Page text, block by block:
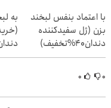
با اعتماد بنفس لبخند
بزن (ژل سفیدکننده
دندان40%تخفیف)
به
دندان
۰ ۰